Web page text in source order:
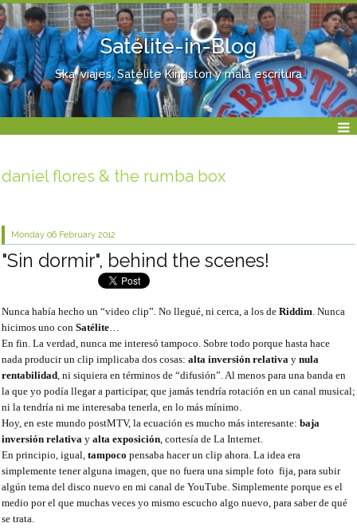
Satélite-in-Blog
Ska, viajes, Satélite Kingston y mala escritura
daniel flores & the rumba box
Monday 06 February 2012
"Sin dormir", behind the scenes!
Nunca había hecho un “video clip”. No llegué, ni cerca, a los de Riddim. Nunca
hicimos uno con Satélite…
En fin. La verdad, nunca me interesó tampoco. Sobre todo porque hasta hace
nada producir un clip implicaba dos cosas: alta inversión relativa y nula
rentabilidad, ni siquiera en términos de “difusión”. Al menos para una banda en
la que yo podía llegar a participar, que jamás tendría rotación en un canal musical;
ni la tendría ni me interesaba tenerla, en lo más mínimo.
Hoy, en este mundo postMTV, la ecuación es mucho más interesante: baja
inversión relativa y alta exposición, cortesía de La Internet.
En principio, igual, tampoco pensaba hacer un clip ahora. La idea era
simplemente tener alguna imagen, que no fuera una simple foto fija, para subir
algún tema del disco nuevo en mi canal de YouTube. Simplemente porque es el
medio por el que muchas veces yo mismo escucho algo nuevo, para saber de qué
se trata.